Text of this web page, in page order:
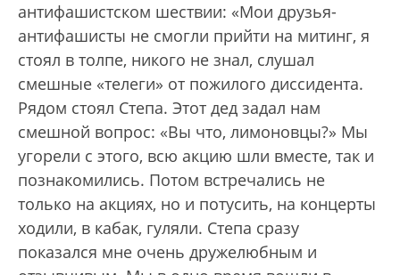
антифашистском шествии: «Мои друзья-
антифашисты не смогли прийти на митинг, я
стоял в толпе, никого не знал, слушал
смешные «телеги» от пожилого диссидента.
Рядом стоял Степа. Этот дед задал нам
смешной вопрос: «Вы что, лимоновцы?» Мы
угорели с этого, всю акцию шли вместе, так и
познакомились. Потом встречались не
только на акциях, но и потусить, на концерты
ходили, в кабак, гуляли. Степа сразу
показался мне очень дружелюбным и